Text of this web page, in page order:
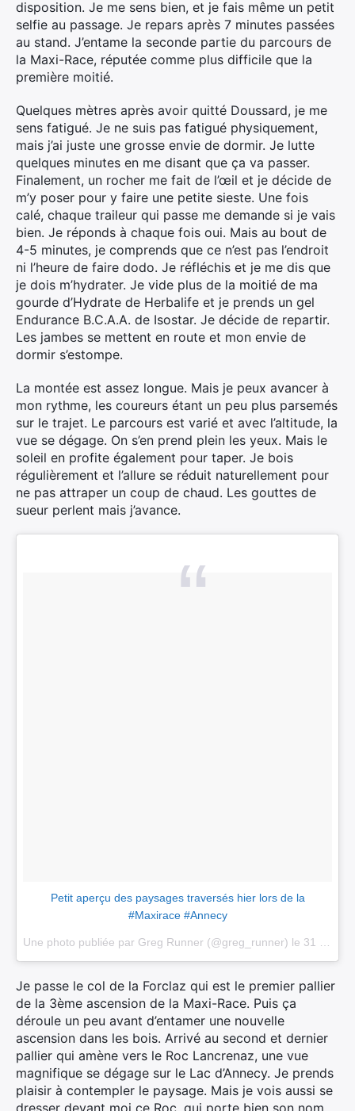
disposition. Je me sens bien, et je fais même un petit
selfie au passage. Je repars après 7 minutes passées
au stand. J’entame la seconde partie du parcours de
la Maxi-Race, réputée comme plus difficile que la
première moitié.
Quelques mètres après avoir quitté Doussard, je me
sens fatigué. Je ne suis pas fatigué physiquement,
mais j’ai juste une grosse envie de dormir. Je lutte
quelques minutes en me disant que ça va passer.
Finalement, un rocher me fait de l’œil et je décide de
m’y poser pour y faire une petite sieste. Une fois
calé, chaque traileur qui passe me demande si je vais
bien. Je réponds à chaque fois oui. Mais au bout de
4-5 minutes, je comprends que ce n’est pas l’endroit
ni l’heure de faire dodo. Je réfléchis et je me dis que
je dois m’hydrater. Je vide plus de la moitié de ma
gourde d’Hydrate de Herbalife et je prends un gel
Endurance B.C.A.A. de Isostar. Je décide de repartir.
Les jambes se mettent en route et mon envie de
dormir s’estompe.
La montée est assez longue. Mais je peux avancer à
mon rythme, les coureurs étant un peu plus parsemés
sur le trajet. Le parcours est varié et avec l’altitude, la
vue se dégage. On s’en prend plein les yeux. Mais le
soleil en profite également pour taper. Je bois
régulièrement et l’allure se réduit naturellement pour
ne pas attraper un coup de chaud. Les gouttes de
sueur perlent mais j’avance.
Petit aperçu des paysages traversés hier lors de la
#Maxirace #Annecy
Une photo publiée par Greg Runner (@greg_runner) le 31 Mai 2015 à 0h02 PDT
Je passe le col de la Forclaz qui est le premier pallier
de la 3ème ascension de la Maxi-Race. Puis ça
déroule un peu avant d’entamer une nouvelle
ascension dans les bois. Arrivé au second et dernier
pallier qui amène vers le Roc Lancrenaz, une vue
magnifique se dégage sur le Lac d’Annecy. Je prends
plaisir à contempler le paysage. Mais je vois aussi se
×
Rechercher
: